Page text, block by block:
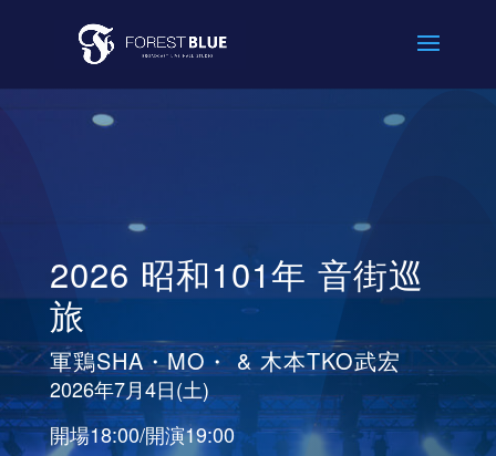
2026 昭和101年 音街巡
旅
軍鶏SHA・MO・ & 木本TKO武宏
2026年7月4日(土)
開場18:00/開演19:00